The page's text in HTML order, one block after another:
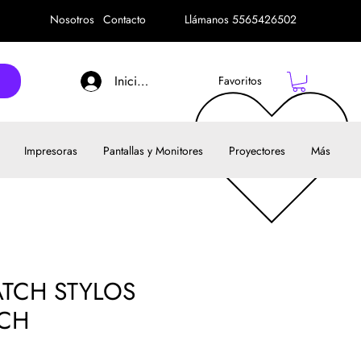
Nosotros Contacto Llámanos 5565426502
Iniciar sesión Favoritos
Impresoras Pantallas y Monitores Proyectores Más
STYLOS